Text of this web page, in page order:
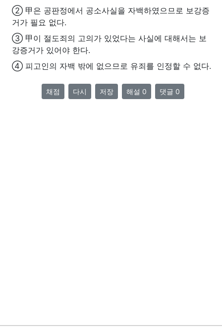
② 甲은 공판정에서 공소사실을 자백하였으므로 보강증
거가 필요 없다.
③ 甲이 절도죄의 고의가 있었다는 사실에 대해서는 보
강증거가 있어야 한다.
④ 피고인의 자백 밖에 없으므로 유죄를 인정할 수 없다.
채점 다시 저장 해설 0 댓글 0